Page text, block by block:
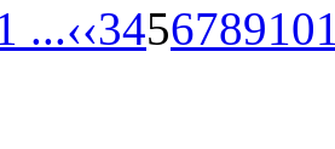
...‹‹345678910